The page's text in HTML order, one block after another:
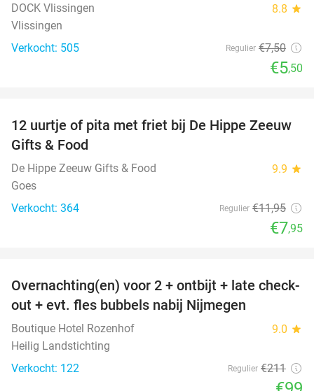
DOCK Vlissingen 8.8 star
Vlissingen
Verkocht: 505
Regulier €7,50
€5,50
33%
12 uurtje of pita met friet bij De Hippe Zeeuw
Gifts & Food
De Hippe Zeeuw Gifts & Food 9.9 star
Goes
Verkocht: 364
Regulier €11,95
€7,95
53%
Overnachting(en) voor 2 + ontbijt + late check-
out + evt. fles bubbels nabij Nijmegen
Boutique Hotel Rozenhof 9.0 star
Heilig Landstichting
Verkocht: 122
Regulier €211